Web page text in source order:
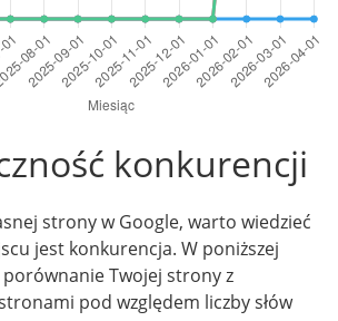
konkurencji
strony w Google, warto wiedzieć
jest konkurencja. W poniższej
Twojej strony z
pod względem liczby słów